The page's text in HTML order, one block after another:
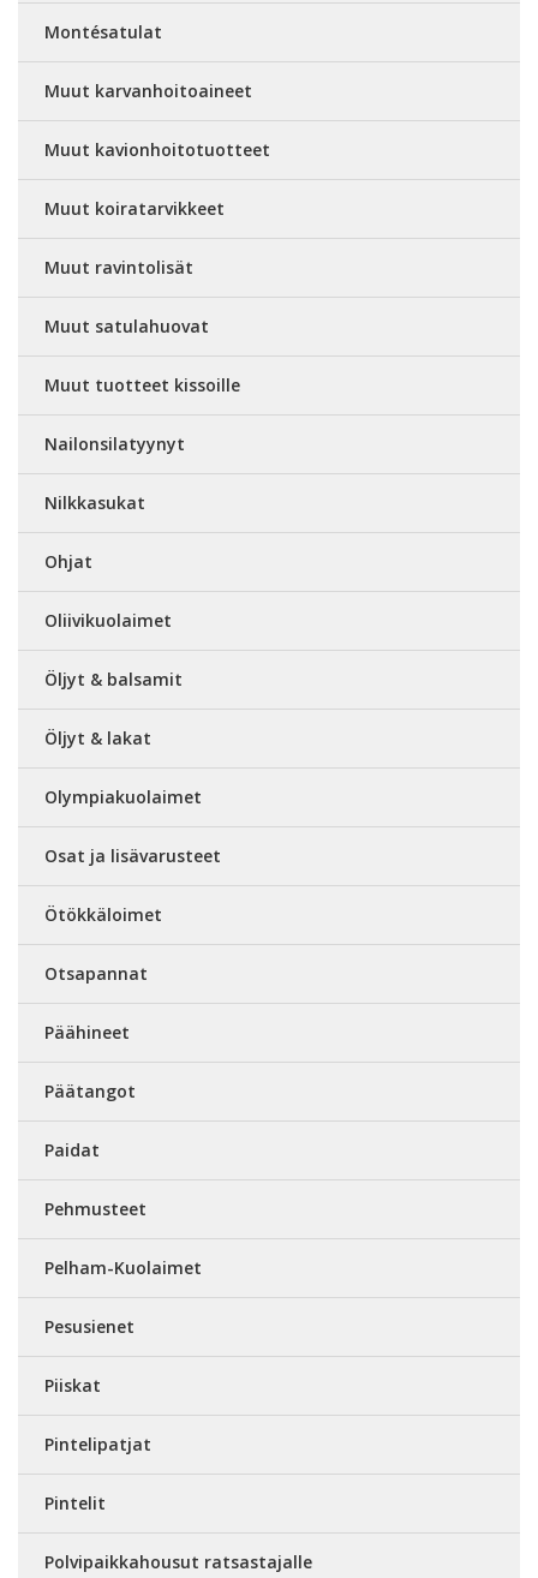
Montésatulat
Muut karvanhoitoaineet
Muut kavionhoitotuotteet
Muut koiratarvikkeet
Muut ravintolisät
Muut satulahuovat
Muut tuotteet kissoille
Nailonsilatyynyt
Nilkkasukat
Ohjat
Oliivikuolaimet
Öljyt & balsamit
Öljyt & lakat
Olympiakuolaimet
Osat ja lisävarusteet
Ötökkäloimet
Otsapannat
Päähineet
Päätangot
Paidat
Pehmusteet
Pelham-Kuolaimet
Pesusienet
Piiskat
Pintelipatjat
Pintelit
Polvipaikkahousut ratsastajalle